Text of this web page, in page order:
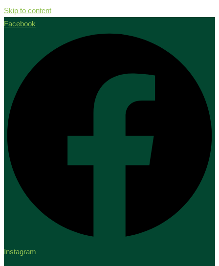
Skip to content
Facebook
Instagram